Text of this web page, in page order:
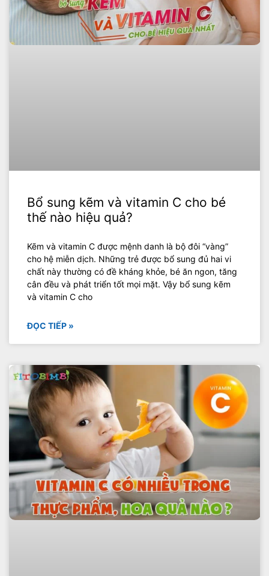
Bổ sung kẽm và vitamin C cho bé
thế nào hiệu quả?
Kẽm và vitamin C được mệnh danh là bộ đôi “vàng”
cho hệ miễn dịch. Những trẻ được bổ sung đủ hai vi
chất này thường có đề kháng khỏe, bé ăn ngon, tăng
cân đều và phát triển tốt mọi mặt. Vậy bổ sung kẽm
và vitamin C cho
ĐỌC TIẾP »